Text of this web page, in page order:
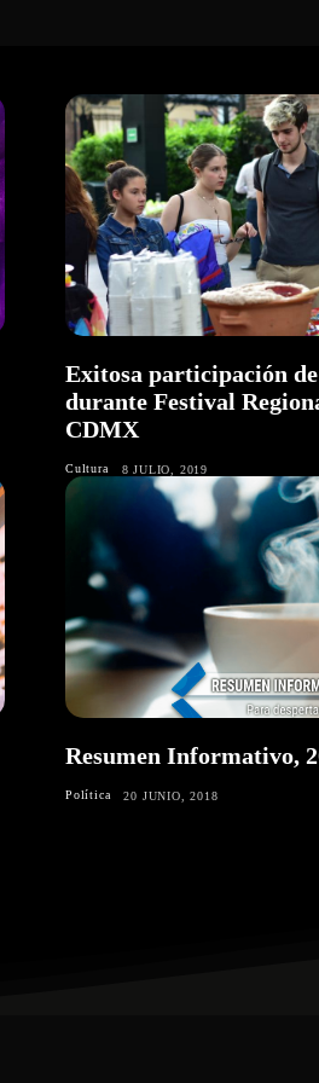
Exitosa participación
durante Festival
CDMX
Cultura 8 JULIO, 2019
Resumen Informativo,
Política 20 JUNIO, 2018